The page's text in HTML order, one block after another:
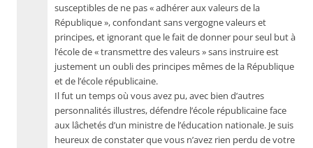
susceptibles de ne pas « adhérer aux valeurs de la
République », confondant sans vergogne valeurs et
principes, et ignorant que le fait de donner pour seul but à
l’école de « transmettre des valeurs » sans instruire est
justement un oubli des principes mêmes de la République
et de l’école républicaine.
Il fut un temps où vous avez pu, avec bien d’autres
personnalités illustres, défendre l’école républicaine face
aux lâchetés d’un ministre de l’éducation nationale. Je suis
heureux de constater que vous n’avez rien perdu de votre